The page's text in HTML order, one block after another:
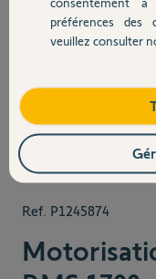
View larger
Ref. P1245874
préférences des
veuillez consulter